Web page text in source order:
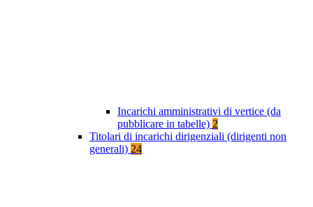
Incarichi amministrativi di vertice (da
pubblicare in tabelle) 2
Titolari di incarichi dirigenziali (dirigenti non
generali) 24